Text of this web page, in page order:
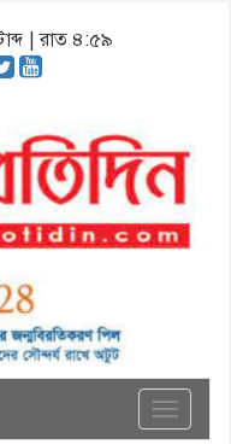
| রাত ৪:৫৯
Toggle